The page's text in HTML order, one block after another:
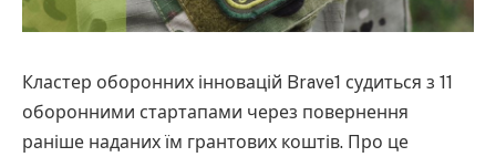
Кластер оборонних інновацій Brave1 судиться з 11
оборонними стартапами через повернення
раніше наданих їм грантових коштів. Про це